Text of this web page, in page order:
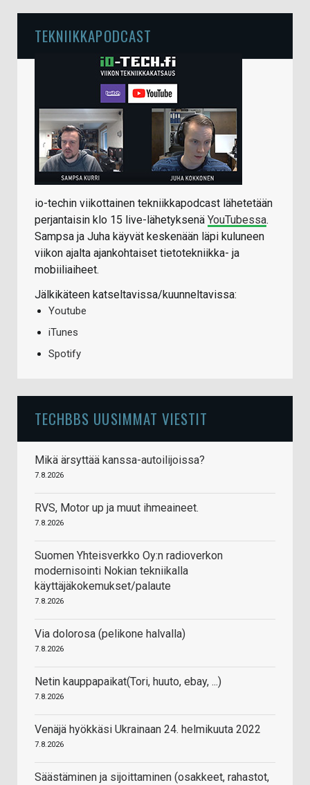
TEKNIIKKAPODCAST
io-techin viikottainen tekniikkapodcast lähetetään
perjantaisin klo 15 live-lähetyksenä YouTubessa.
Sampsa ja Juha käyvät keskenään läpi kuluneen
viikon ajalta ajankohtaiset tietotekniikka- ja
mobiiliaiheet.
Jälkikäteen katseltavissa/kuunneltavissa:
Youtube
iTunes
Spotify
TECHBBS UUSIMMAT VIESTIT
Mikä ärsyttää kanssa-autoilijoissa?
7.8.2026
RVS, Motor up ja muut ihmeaineet.
7.8.2026
Suomen Yhteisverkko Oy:n radioverkon
modernisointi Nokian tekniikalla
käyttäjäkokemukset/palaute
7.8.2026
Via dolorosa (pelikone halvalla)
7.8.2026
Netin kauppapaikat(Tori, huuto, ebay, ...)
7.8.2026
Venäjä hyökkäsi Ukrainaan 24. helmikuuta 2022
7.8.2026
Säästäminen ja sijoittaminen (osakkeet, rahastot,